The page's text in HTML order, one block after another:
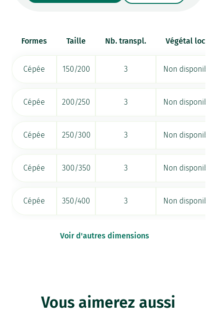
Formes Taille Nb. transpl. Végétal local
Cépée 150/200 3 Non disponible
Cépée 200/250 3 Non disponible
Cépée 250/300 3 Non disponible
Cépée 300/350 3 Non disponible
Cépée 350/400 3 Non disponible
Voir d'autres dimensions
Vous aimerez aussi